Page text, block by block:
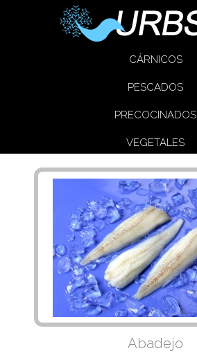
CÁRNICOS
PESCADOS
PRECOCINADOS
VEGETALES
Abadejo